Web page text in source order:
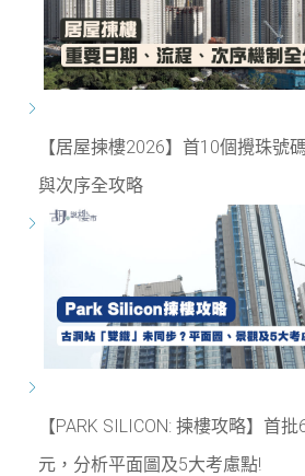
【居屋揀樓2026】首10個攪珠號
與次序全攻略
【PARK SILICON: 揀樓攻略】首
元，分析平面圖及5大考慮點!